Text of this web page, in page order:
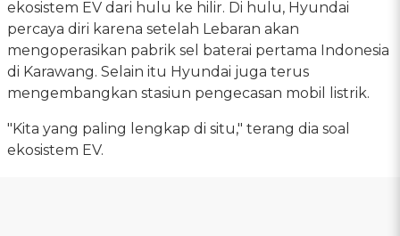
ekosistem EV dari hulu ke hilir. Di hulu, Hyundai
percaya diri karena setelah Lebaran akan
mengoperasikan pabrik sel baterai pertama Indonesia
di Karawang. Selain itu Hyundai juga terus
mengembangkan stasiun pengecasan mobil listrik.
"Kita yang paling lengkap di situ," terang dia soal
ekosistem EV.